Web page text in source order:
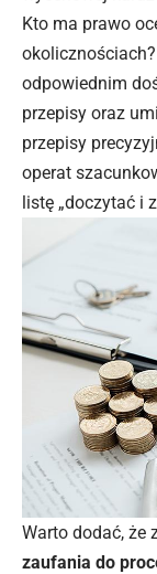
Kto ma prawo
odpowiednim
przepisy oraz
przepisy
operat
listę „doczytać i
Warto dodać, że
zaufania do